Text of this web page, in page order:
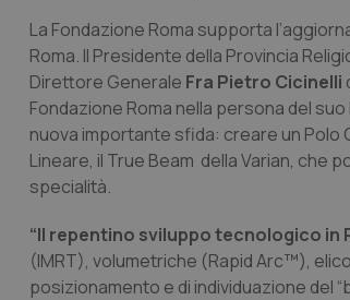
La Fondazione Roma supporta
Roma. Il Presidente della Provincia
Direttore Generale Fra Pietro Cicinelli
Fondazione Roma nella persona del
nuova importante sfida: creare un Polo
Lineare, il True Beam della Varian, che
specialità.
“Il repentino sviluppo tecnologico
(IMRT), volumetriche (Rapid Arc™),
posizionamento e di individuazione del